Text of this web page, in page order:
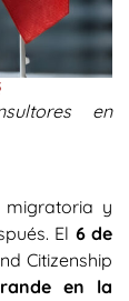
en
migratoria y
El 6 de
Citizenship
en la